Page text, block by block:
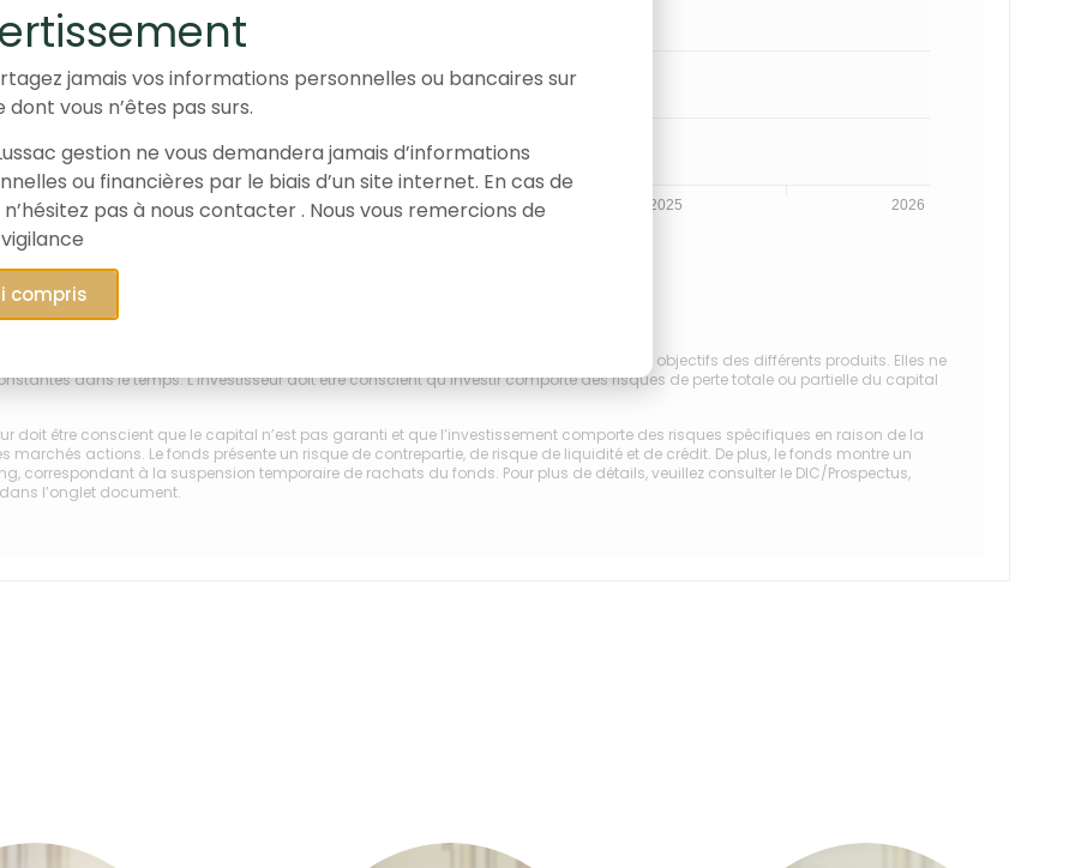
2024 2025
2023 2026
Lussac Microcaps Monde A (FR0014006U42)
réalisées par le passé ne préjugent pas des résultats futurs ni de la réalisation des objectifs des différents produits. Elles ne
dans le temps. L’investisseur doit être conscient qu’investir comporte des risques de perte totale ou partielle du capital
doit être conscient que le capital n’est pas garanti et que l’investissement comporte des risques spécifiques en raison de la
marchés actions. Le fonds présente un risque de contrepartie, de risque de liquidité et de crédit. De plus, le fonds montre un
correspondant à la suspension temporaire de rachats du fonds. Pour plus de détails, veuillez consulter le DIC/Prospectus,
l’onglet document.
jamais vos informations personnelles ou bancaires sur
dont vous n’êtes pas surs.
gestion ne vous demandera jamais d’informations
ou financières par le biais d’un site internet. En cas de
pas à nous contacter . Nous vous remercions de
compris